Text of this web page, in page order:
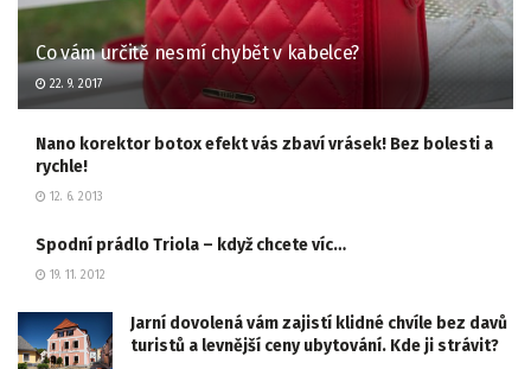
Co vám určitě nesmí chybět v kabelce?
22. 9. 2017
Nano korektor botox efekt vás zbaví vrásek! Bez bolesti a
rychle!
12. 6. 2013
Spodní prádlo Triola – když chcete víc…
19. 11. 2012
Jarní dovolená vám zajistí klidné chvíle bez davů
turistů a levnější ceny ubytování. Kde ji strávit?